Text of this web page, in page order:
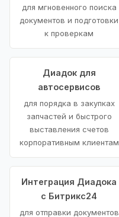
для мгновенного поиска
документов и подготовки
к проверкам
Диадок для
автосервисов
для порядка в закупках
запчастей и быстрого
выставления счетов
корпоративным клиентам
Интеграция Диадока
с Битрикс24
для отправки документов